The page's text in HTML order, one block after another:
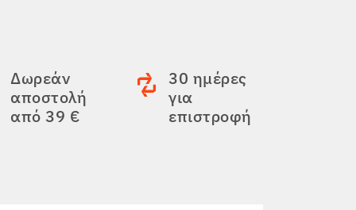
Δωρεάν
αποστολή
από 39 €
30 ημέρες
για
επιστροφή